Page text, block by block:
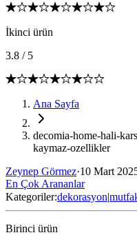
İkinci ürün
3.8 / 5
Ana Sayfa
decomia-home-hali-
kaymaz-ozellikler
Zeynep Görmez·10 Mart
En Çok Arananlar
Kategoriler:dekorasyon|
Birinci ürün